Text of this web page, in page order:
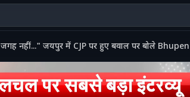
जगह नहीं..." जयपुर में CJP पर हुए बवाल पर बोले